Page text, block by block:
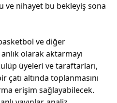
ve nihayet bu bekleyiş sona
ve diğer
olarak aktarmayı
üyeleri ve taraftarları,
altında toplanmasını
erişim sağlayabilecek.